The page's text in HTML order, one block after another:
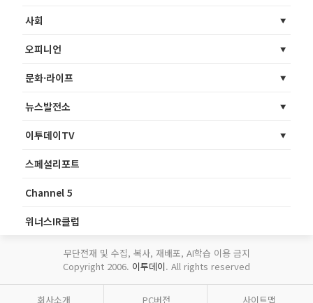
사회
오피니언
문화·라이프
뉴스발전소
이투데이TV
스페셜리포트
Channel 5
위너스IR클럽
무단전재 및 수집, 복사, 재배포, AI학습 이용 금지
Copyright 2006. 이투데이. All rights reserved
회사소개 PC버전 사이트맵